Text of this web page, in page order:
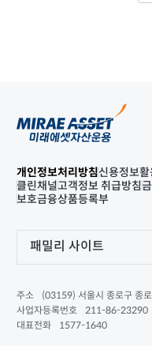
개인정보처리방침신용정보활
클린채널고객정보 취급방침
보호금융상품등록부
패밀리 사이트
주소
(03159) 서울시 종로구 종
사업자등록번호
211-86-23290
대표전화
1577-1640